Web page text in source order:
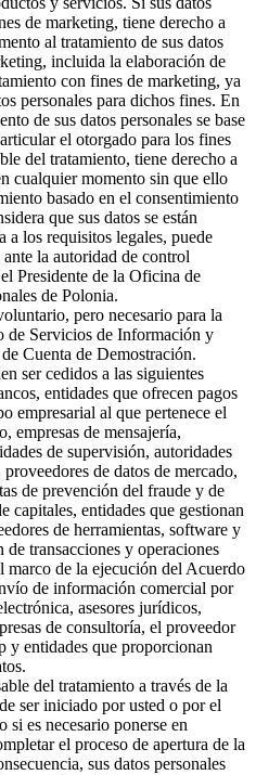
de marketing, tiene derecho a
al tratamiento de sus datos
incluida la elaboración de
con fines de marketing, ya
personales para dichos fines. En
de sus datos personales se base
el otorgado para los fines
del tratamiento, tiene derecho a
cualquier momento sin que ello
basado en el consentimiento
que sus datos se están
a los requisitos legales, puede
la autoridad de control
Presidente de la Oficina de
de Polonia.
pero necesario para la
de Servicios de Información y
Cuenta de Demostración.
ser cedidos a las siguientes
entidades que ofrecen pagos
empresarial al que pertenece el
empresas de mensajería,
de supervisión, autoridades
de datos de mercado,
de prevención del fraude y de
capitales, entidades que gestionan
de herramientas, software y
de transacciones y operaciones
marco de la ejecución del Acuerdo
de información comercial por
asesores jurídicos,
de consultoría, el proveedor
y entidades que proporcionan
del tratamiento a través de la
ser iniciado por usted o por el
si es necesario ponerse en
el proceso de apertura de la
sus datos personales